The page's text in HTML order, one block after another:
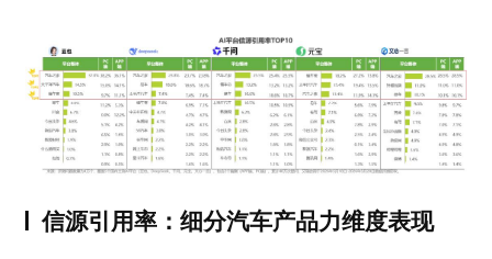
信源引用率：细分汽车产品力维度表现